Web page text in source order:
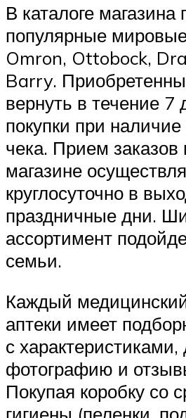
В каталоге магазина
популярные
Omron, Ottobock,
Barry.
вернуть в течение 7
покупки при наличие
чека. Прием заказов
магазине
круглосуточно в
праздничные дни.
ассортимент
семьи.
Каждый
аптеки имеет
с
фотографию и
Покупая коробку со
гигиены (пеленки,